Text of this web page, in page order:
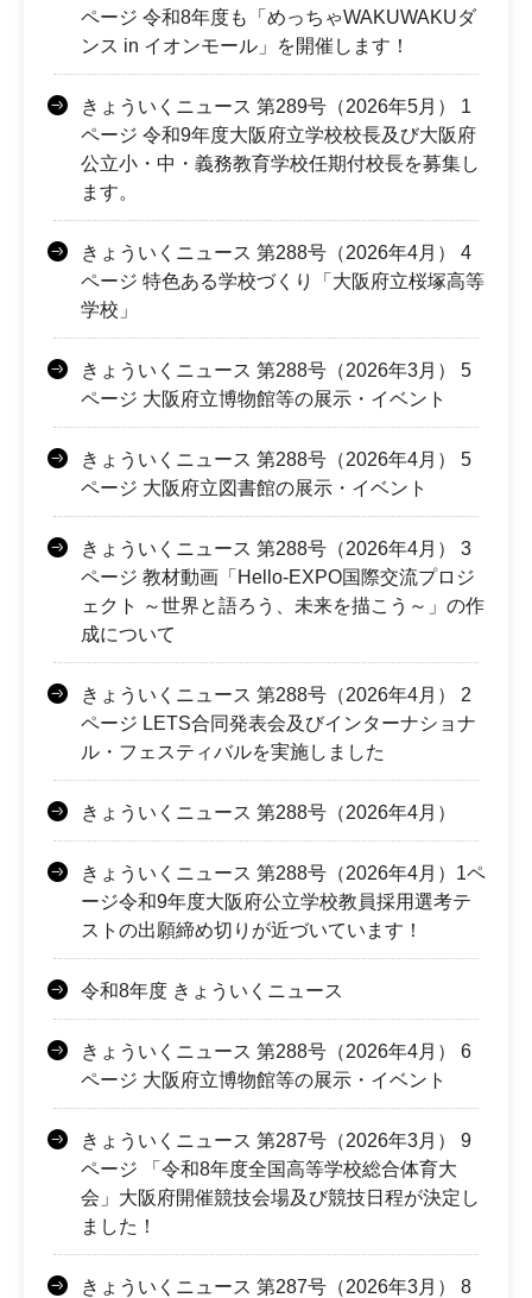
ページ 令和8年度も「めっちゃWAKUWAKUダ
ンス in イオンモール」を開催します！
きょういくニュース 第289号（2026年5月） 1
ページ 令和9年度大阪府立学校校長及び大阪府
公立小・中・義務教育学校任期付校長を募集し
ます。
きょういくニュース 第288号（2026年4月） 4
ページ 特色ある学校づくり「大阪府立桜塚高等
学校」
きょういくニュース 第288号（2026年3月） 5
ページ 大阪府立博物館等の展示・イベント
きょういくニュース 第288号（2026年4月） 5
ページ 大阪府立図書館の展示・イベント
きょういくニュース 第288号（2026年4月） 3
ページ 教材動画「Hello-EXPO国際交流プロジ
ェクト ～世界と語ろう、未来を描こう～」の作
成について
きょういくニュース 第288号（2026年4月） 2
ページ LETS合同発表会及びインターナショナ
ル・フェスティバルを実施しました
きょういくニュース 第288号（2026年4月）
きょういくニュース 第288号（2026年4月）1ペ
ージ令和9年度大阪府公立学校教員採用選考テ
ストの出願締め切りが近づいています！
令和8年度 きょういくニュース
きょういくニュース 第288号（2026年4月） 6
ページ 大阪府立博物館等の展示・イベント
きょういくニュース 第287号（2026年3月） 9
ページ 「令和8年度全国高等学校総合体育大
会」大阪府開催競技会場及び競技日程が決定し
ました！
きょういくニュース 第287号（2026年3月） 8